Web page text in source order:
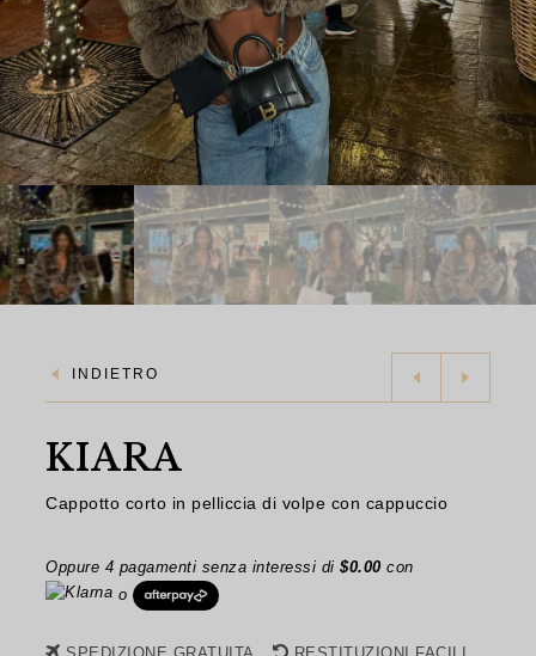
INDIETRO
KIARA
Cappotto corto in pelliccia di volpe con cappuccio
Oppure 4 pagamenti senza interessi di $0.00 con
o